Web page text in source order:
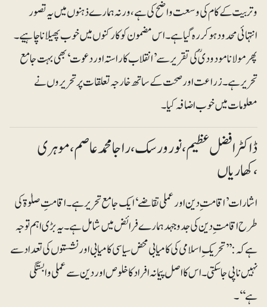
وتربیت کے کام کی وسعت واضح کی ہے، ورنہ ہمارے ذہنوں میں یہ تصور
انتہائی محدود ہوکر رہ گیاہے۔ اس مضمون کو کارکنوں میں خوب پھیلانا چاہیے۔
پھر مولانا مودودیؒ کی تقریر سے ’انقلاب کا راستہ اور دعوت‘ بھی بہت جامع
تحریر ہے۔ زراعت اور صحت کے ساتھ خارجہ تعلقات پر تحریروں نے
معلومات میں خوب اضافہ کیا۔
ڈاکٹر افضل عظیم ، نورورسک، راجا محمد عاصم، موہری
،کھاریاں
اشارات ’اقامت ِ دین اور عملی تقاضے‘ ایک جامع تحریر ہے۔ اقامتِ صلوٰۃ کی
طرح اقامت ِ دین کی جدوجہد ہمارے فرائض میں شامل ہے۔ یہ بڑی اہم توجہ
ہے کہ: ’’تحریک ِ اسلامی کی کامیابی محض سیاسی کامیابی اور نشستوں کی تعداد سے
نہیں ناپی جاسکتی۔ اس کا اصل پیمانہ افراد کا خلوص اور دین سے عملی وابستگی
ہے‘‘۔